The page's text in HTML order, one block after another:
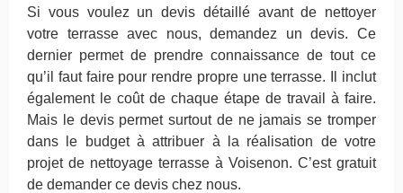
Si vous voulez un devis détaillé avant de nettoyer
votre terrasse avec nous, demandez un devis. Ce
dernier permet de prendre connaissance de tout ce
qu’il faut faire pour rendre propre une terrasse. Il inclut
également le coût de chaque étape de travail à faire.
Mais le devis permet surtout de ne jamais se tromper
dans le budget à attribuer à la réalisation de votre
projet de nettoyage terrasse à Voisenon. C’est gratuit
de demander ce devis chez nous.